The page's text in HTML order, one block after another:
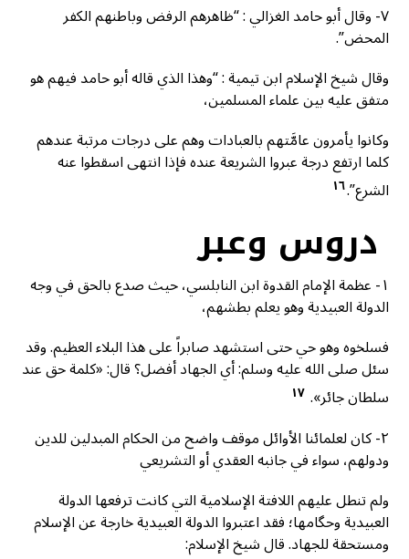
٧- وقال أبو حامد الغزالي : “ظاهرهم الرفض وباطنهم الكفر
المحض”.
وقال شيخ الإسلام ابن تيمية : “وهذا الذي قاله أبو حامد فيهم هو
متفق عليه بين علماء المسلمين،
وكانوا يأمرون عامَّتهم بالعبادات وهم على درجات مرتبة عندهم
كلما ارتفع درجة عبروا الشريعة عنده فإذا انتهى اسقطوا عنه
الشرع”.١٦
دروس وعبر
١- عظمة الإمام القدوة ابن النابلسي، حيث صدع بالحق في وجه
الدولة العبيدية وهو يعلم بطشهم،
فسلخوه وهو حي حتى استشهد صابراً على هذا البلاء العظيم. وقد
سئل صلى الله عليه وسلم: أي الجهاد أفضل؟ قال: «كلمة حق عند
سلطان جائر». ١٧
٢- كان لعلمائنا الأوائل موقف واضح من الحكام المبدلين للدين
ودولهم، سواء في جانبه العقدي أو التشريعي
ولم تنطل عليهم اللافتة الإسلامية التي كانت ترفعها الدولة
العبيدية وحگامها؛ فقد اعتبروا الدولة العبيدية خارجة عن الإسلام
ومستحقة للجهاد. قال شيخ الإسلام: